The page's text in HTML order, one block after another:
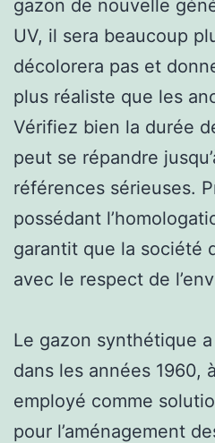
gazon de nouvelle
UV, il sera beaucoup
décolorera pas et
plus réaliste que les
Vérifiez bien la durée
peut se répandre
références sérieuses.
possédant
garantit que la société
avec le respect de
Le gazon synthétique
dans les années 1960,
employé comme
pour l’aménagement